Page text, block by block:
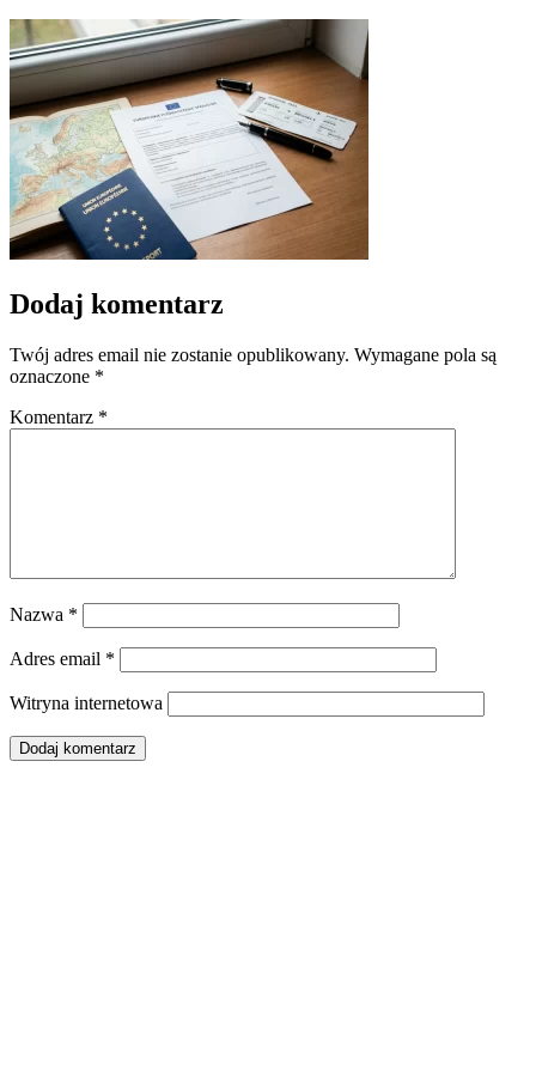
Dodaj komentarz
Twój adres email nie zostanie opublikowany. Wymagane pola są
oznaczone *
Komentarz *
Nazwa *
Adres email *
Witryna internetowa